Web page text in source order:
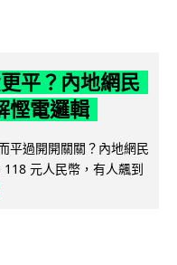
平？內地網民
慳電邏輯
平過開開關關？內地網民
元人民幣，有人飆到